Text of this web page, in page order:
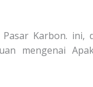
Karbon. ini,
mengenai